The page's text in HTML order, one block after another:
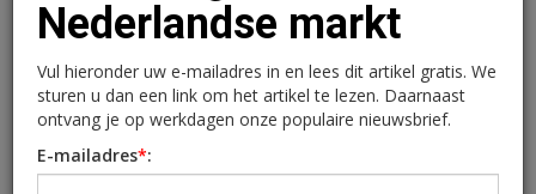
Modeketen Friday geeft
het op en trekt zich terug
uit Nederlandse markt
Nederlandse markt
Vul hieronder uw e-mailadres in en lees dit artikel gratis. We
sturen u dan een link om het artikel te lezen. Daarnaast
ontvang je op werkdagen onze populaire nieuwsbrief.
E-mailadres*: